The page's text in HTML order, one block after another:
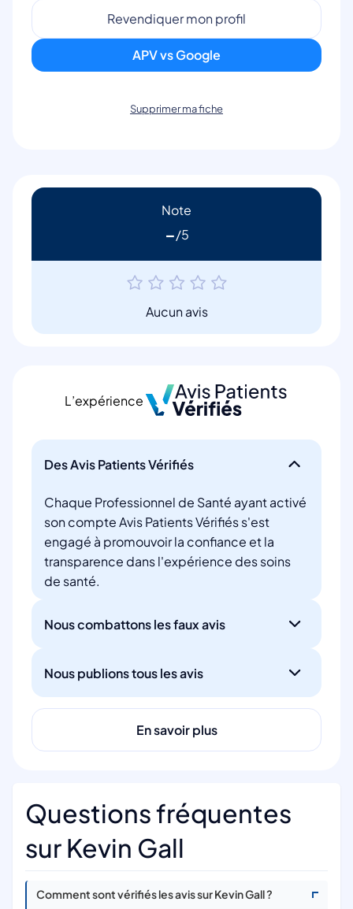
Revendiquer mon profil
APV vs Google
Supprimer ma fiche
Note
-
Aucun avis
L’expérience
Des Avis Patients Vérifiés
Chaque Professionnel de Santé ayant activé
son compte Avis Patients Vérifiés s'est
engagé à promouvoir la confiance et la
transparence dans l'expérience des soins
de santé.
Nous combattons les faux avis
Nous publions tous les avis
En savoir plus
Questions fréquentes
sur Kevin Gall
Comment sont vérifiés les avis sur Kevin Gall ?